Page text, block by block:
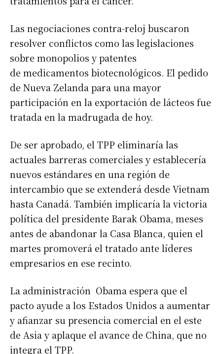
Las negociaciones contra-reloj buscaron
resolver conflictos como las legislaciones
sobre monopolios y patentes
de medicamentos biotecnológicos. El pedido
de Nueva Zelanda para una mayor
participación en la exportación de lácteos fue
tratada en la madrugada de hoy.
De ser aprobado, el TPP eliminaría las
actuales barreras comerciales y establecería
nuevos estándares en una región de
intercambio que se extenderá desde Vietnam
hasta Canadá. También implicaría la victoria
política del presidente Barak Obama, meses
antes de abandonar la Casa Blanca, quien el
martes promoverá el tratado ante líderes
empresarios en ese recinto.
La administración Obama espera que el
pacto ayude a los Estados Unidos a aumentar
y afianzar su presencia comercial en el este
de Asia y aplaque el avance de China, que no
integra el TPP.